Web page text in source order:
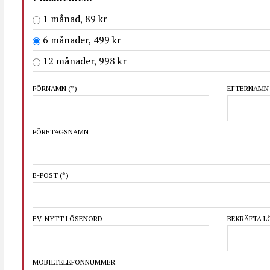
1 månad, 89 kr
6 månader, 499 kr
12 månader, 998 kr
FÖRNAMN (*) EFTERNAMN
FÖRETAGSNAMN
E-POST (*)
EV. NYTT LÖSENORD BEKRÄFTA
MOBILTELEFONNUMMER